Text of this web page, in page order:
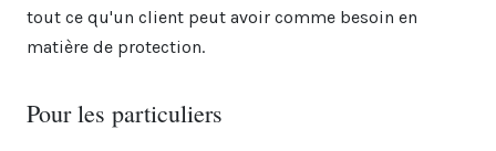
tout ce qu'un client peut avoir comme besoin en
matière de protection.
Pour les particuliers